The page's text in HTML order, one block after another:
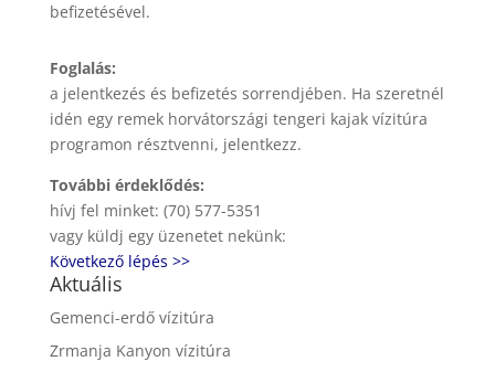
befizetésével.
Foglalás:
a jelentkezés és befizetés sorrendjében. Ha szeretnél
idén egy remek horvátországi tengeri kajak vízitúra
programon résztvenni, jelentkezz.
További érdeklődés:
hívj fel minket: (70) 577-5351
vagy küldj egy üzenetet nekünk:
Következő lépés >>
Aktuális
Gemenci-erdő vízitúra
Zrmanja Kanyon vízitúra